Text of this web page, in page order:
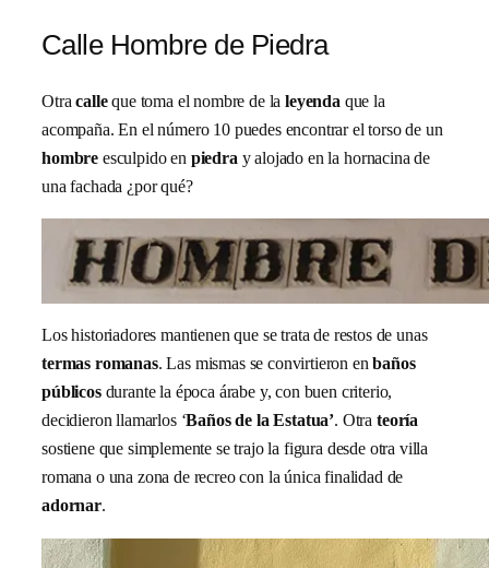
Calle Hombre de Piedra
Otracalleque toma el nombre de laleyenda que la
acompaña. En el número 10 puedes encontrar el torso de un
hombre esculpido en piedra y alojado en la hornacina de
una fachada ¿por qué?
Los historiadores mantienen que se trata de restos de unas
termas romanas. Las mismas se convirtieron enbaños
públicosdurante la época árabe y, con buen criterio,
decidieron llamarlos ‘Baños de la Estatua’. Otra teoría
sostiene que simplemente se trajo la figura desde otra villa
romana o una zona de recreo con la única finalidad de
adornar.